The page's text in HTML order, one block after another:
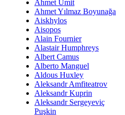
Ahmet Ümit
Ahmet Yılmaz Boyunağa
Aiskhylos
Aisopos
Alain Fournier
Alastair Humphreys
Albert Camus
Alberto Manguel
Aldous Huxley
Aleksandr Amfiteatrov
Aleksandr Kuprin
Aleksandr Sergeyeviç
Puşkin